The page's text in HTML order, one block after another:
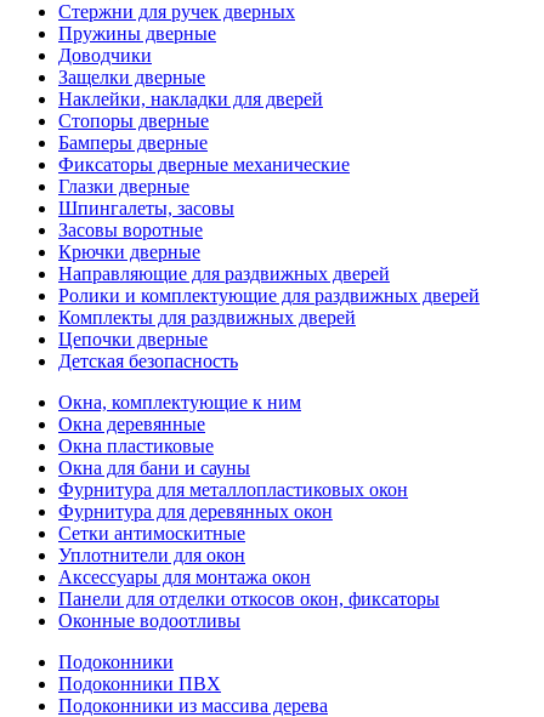
Стержни для ручек дверных
Пружины дверные
Доводчики
Защелки дверные
Наклейки, накладки для дверей
Стопоры дверные
Бамперы дверные
Фиксаторы дверные механические
Глазки дверные
Шпингалеты, засовы
Засовы воротные
Крючки дверные
Направляющие для раздвижных дверей
Ролики и комплектующие для раздвижных дверей
Комплекты для раздвижных дверей
Цепочки дверные
Детская безопасность
Окна, комплектующие к ним
Окна деревянные
Окна пластиковые
Окна для бани и сауны
Фурнитура для металлопластиковых окон
Фурнитура для деревянных окон
Сетки антимоскитные
Уплотнители для окон
Аксессуары для монтажа окон
Панели для отделки откосов окон, фиксаторы
Оконные водоотливы
Подоконники
Подоконники ПВХ
Подоконники из массива дерева